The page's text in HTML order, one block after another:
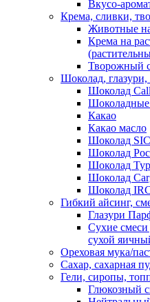
Вкусо-
Крема, сливки,
Животные
Крема на
Творожный
Шоколад, глазури,
Шоколад
Шоколадные
Какао
Какао масло
Шоколад
Шоколад
Шоколад
Шоколад
Шоколад
Гибкий айсинг,
Глазури
Сухие смеси
сухой
Ореховая мука/
Сахар, сахарная
Гели, сиропы,
Глюкозный